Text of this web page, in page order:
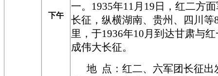
下午
一。1935年11月19日，红二方
长征，纵横湖南、贵州、四川
里，于1936年10月到达甘肃与
成伟大长征。
地 点：红二、六军团长征出